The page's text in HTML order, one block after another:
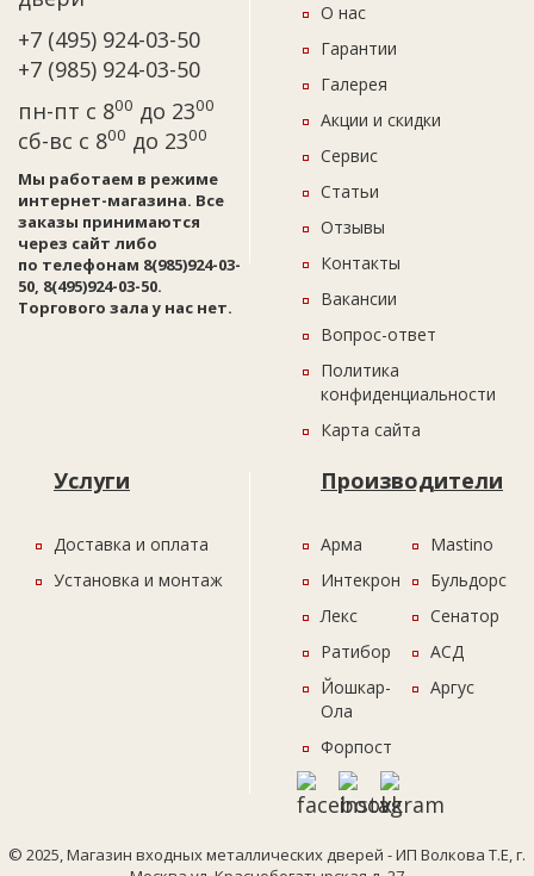
+7 (495) 924-03-50
+7 (985) 924-03-50
пн-пт с 800 до 2300
сб-вс с 800 до 2300
Мы работаем в режиме
интернет-магазина. Все
заказы принимаются
через сайт либо
по телефонам 8(985)924-03-
50, 8(495)924-03-50.
Торгового зала у нас нет.
О нас
Гарантии
Галерея
Акции и скидки
Сервис
Статьи
Отзывы
Контакты
Вакансии
Вопрос-ответ
Политика
конфиденциальности
Карта сайта
Услуги
Доставка и оплата
Установка и монтаж
Производители
Арма
Интекрон
Лекс
Ратибор
Йошкар-
Ола
Форпост
Mastino
Бульдорс
Сенатор
АСД
Аргус
© 2025, Магазин входных металлических дверей - ИП Волкова Т.Е, г.